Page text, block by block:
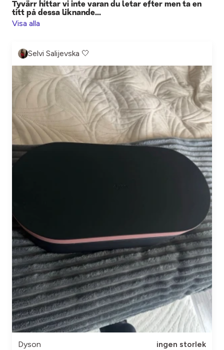
Tyvärr hittar vi inte varan du letar efter men ta en
titt på dessa liknande...
Visa alla
Selvi Salijevska 🤍
Dyson
ingen storlek